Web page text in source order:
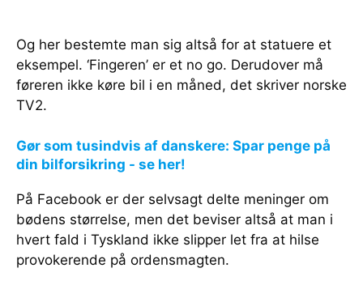
Og her bestemte man sig altså for at statuere et
eksempel. ‘Fingeren’ er et no go. Derudover må
føreren ikke køre bil i en måned, det skriver norske
TV2.
Gør som tusindvis af danskere: Spar penge på
din bilforsikring - se her!
På Facebook er der selvsagt delte meninger om
bødens størrelse, men det beviser altså at man i
hvert fald i Tyskland ikke slipper let fra at hilse
provokerende på ordensmagten.